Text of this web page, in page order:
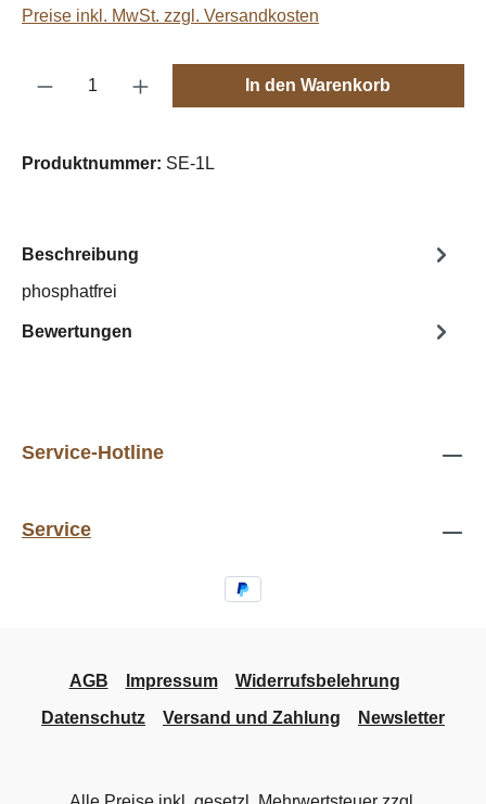
Preise inkl. MwSt. zzgl. Versandkosten
Produkt Anzahl: Gib den gewünschten
In den Warenkorb
Produktnummer: SE-1L
Beschreibung
phosphatfrei
Bewertungen
Service-Hotline
Service
AGB Impressum
Widerrufsbelehrung
Datenschutz
Versand und Zahlung Newsletter